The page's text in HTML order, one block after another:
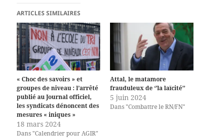
ARTICLES SIMILAIRES
« Choc des savoirs » et
groupes de niveau : l’arrêté
publié au Journal officiel,
les syndicats dénoncent des
mesures « iniques »
18 mars 2024
Dans "Calendrier pour AGIR"
Attal, le matamore
frauduleux de ‘’la laïcité’’
5 juin 2024
Dans "Combattre le RN/FN"